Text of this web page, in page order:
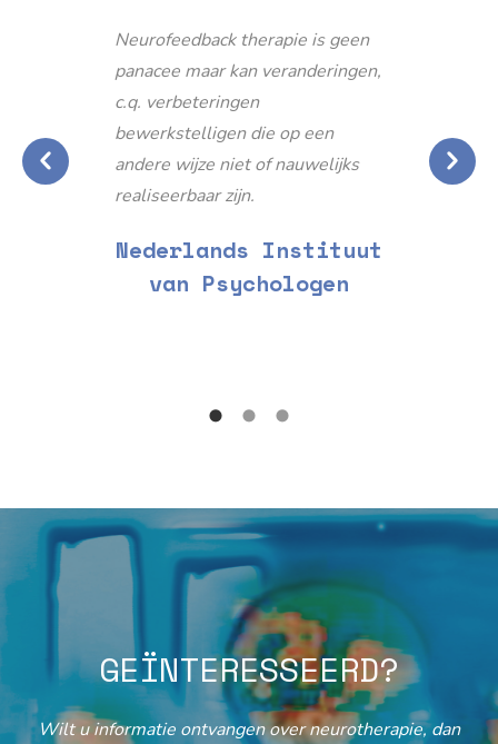
Neurofeedback therapie is geen
panacee maar kan veranderingen,
c.q. verbeteringen
bewerkstelligen die op een
andere wijze niet of nauwelijks
realiseerbaar zijn.
Nederlands Instituut
van Psychologen
GEÏNTERESSEERD?
Wilt u informatie ontvangen over neurotherapie, dan